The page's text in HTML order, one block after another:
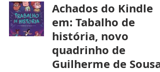
Achados do Kindle
em: Tabalho de
história, novo
quadrinho de
Guilherme de Sousa